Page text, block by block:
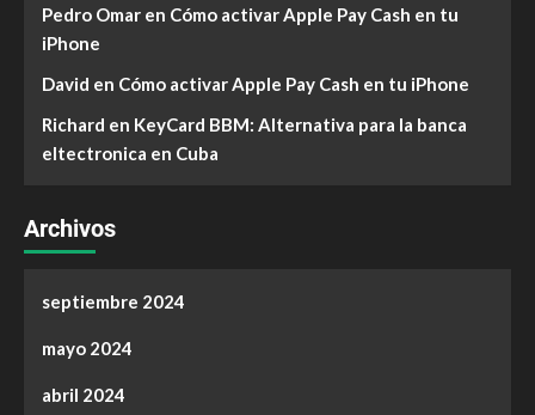
Pedro Omar en Cómo activar Apple Pay Cash en tu
iPhone
David en Cómo activar Apple Pay Cash en tu iPhone
Richard en KeyCard BBM: Alternativa para la banca
eltectronica en Cuba
Archivos
septiembre 2024
mayo 2024
abril 2024